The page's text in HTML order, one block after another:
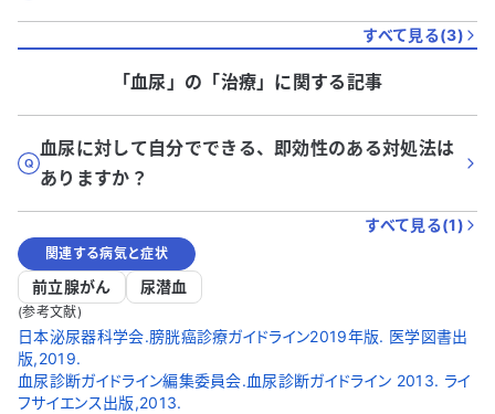
すべて見る(3)
「血尿」 の「治療」に関する記事
血尿に対して自分でできる、即効性のある対処法は
ありますか？
すべて見る(1)
関連する病気と症状
前立腺がん 尿潜血
(参考文献)
日本泌尿器科学会.膀胱癌診療ガイドライン2019年版. 医学図書出
版,2019.
血尿診断ガイドライン編集委員会.血尿診断ガイドライン 2013. ライ
フサイエンス出版,2013.